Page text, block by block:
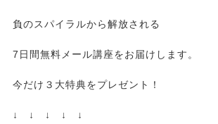
負のスパイラルから解放される
7日間無料メール講座をお届けします。
今だけ３大特典をプレゼント！
↓ ↓ ↓ ↓ ↓